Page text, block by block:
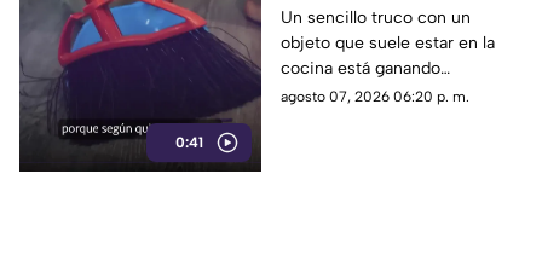
0:41
que se volvió viral
Un sencillo truco con un
objeto que suele estar en la
cocina está ganando
popularidad entre quienes
agosto 07, 2026 06:20 p. m.